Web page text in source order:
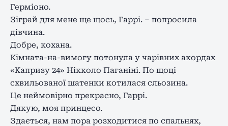
Герміоно.
Зіграй для мене ще щось, Гаррі. – попросила
дівчина.
Добре, кохана.
Кімната-на-вимогу потонула у чарівних акордах
«Капризу 24» Нікколо Паганіні. По щоці
схвильованої шатенки котилася сльозина.
Це неймовірно прекрасно, Гаррі.
Дякую, моя принцесо.
Здається, нам пора розходитися по спальнях,